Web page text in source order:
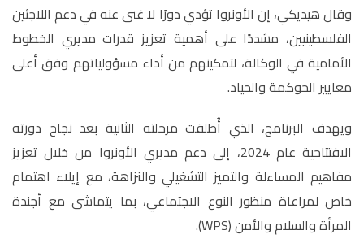
وقال هيديكي، إن الأونروا تؤدي دورًا لا غنى عنه في دعم اللاجئين
الفلسطينيين، مشددًا على أهمية تعزيز قدرات مديري الخطوط
الأمامية في الوكالة، لتمكينهم من أداء مسؤولياتهم وفق أعلى
معايير الحوكمة والحياد.
ويهدف البرنامج، الذي أُطلقت مرحلته الثانية بعد نجاح دورته
الافتتاحية عام 2024، إلى دعم مديري الأونروا من خلال تعزيز
مفاهيم المساءلة والتميز التشغيلي والنزاهة، مع إيلاء اهتمام
خاص لمراعاة منظور النوع الاجتماعي، بما يتماشى مع أجندة
المرأة والسلام والأمن (WPS).